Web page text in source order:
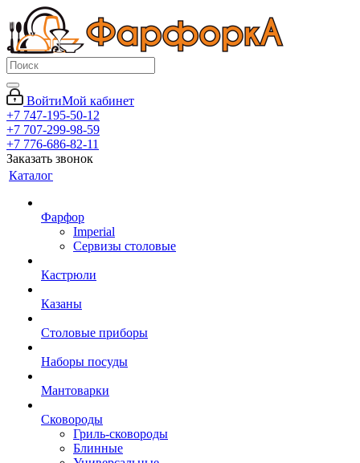
ВойтиМой кабинет
+7 747-195-50-12
+7 707-299-98-59
+7 776-686-82-11
Заказать звонок
Каталог
Фарфор
Imperial
Сервизы столовые
Кастрюли
Казаны
Столовые приборы
Наборы посуды
Мантоварки
Сковороды
Гриль-сковороды
Блинные